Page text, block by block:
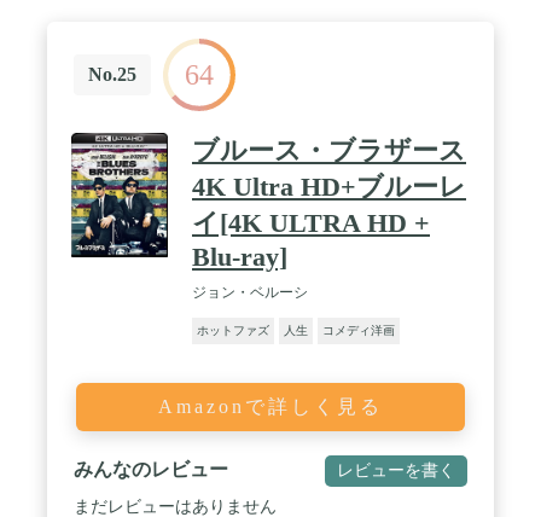
No.25 64
ブルース・ブラザース
4K Ultra HD+ブルーレ
イ[4K ULTRA HD +
Blu-ray]
ジョン・ベルーシ
ホットファズ 人生 コメディ洋画
Amazonで詳しく見る
みんなのレビュー レビューを書く
まだレビューはありません